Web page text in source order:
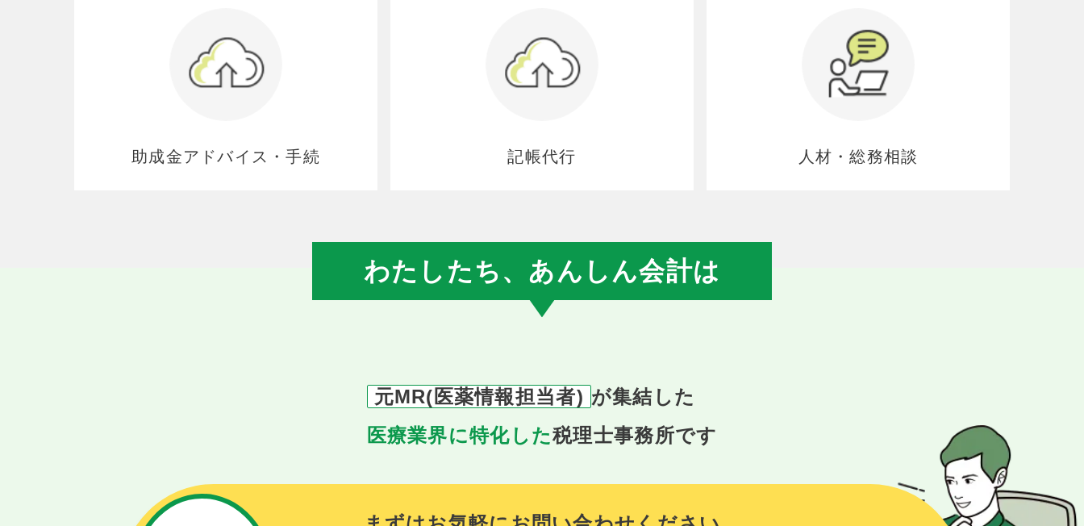
助成金アドバイス・手続 記帳代行 人材・総務相談
わたしたち、あんしん会計は
元MR(医薬情報担当者) が集結した
医療業界に特化した税理士事務所です